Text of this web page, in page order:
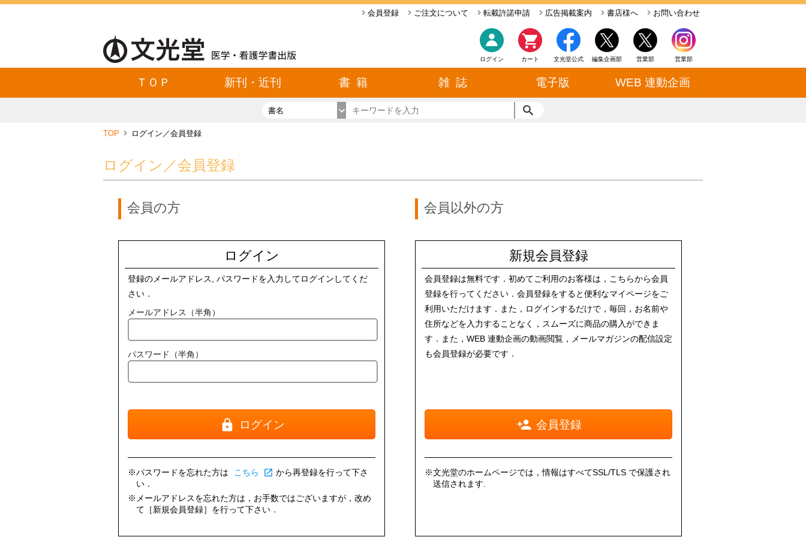
お問い合わせ
書店様へ
広告掲載案内
転載許諾申請
ご注文について
会員登録
営業部
営業部
編集企画部
文光堂公式
カート
ログイン
ＴＯＰ 新刊・近刊 書 籍 雑 誌 電子版 WEB 連動企画
書名
TOP ログイン／会員登録
ログイン／会員登録
会員の方
ログイン
登録のメールアドレス, パスワードを入力してログインしてくだ
さい．
メールアドレス（半角）
パスワード（半角）
ログイン
※パスワードを忘れた方は こちら open_in_new から再登録を行って下さ
い．
※メールアドレスを忘れた方は，お手数ではございますが，改め
て［新規会員登録］を行って下さい．
会員以外の方
新規会員登録
会員登録は無料です．初めてご利用のお客様は，こちらから会員
登録を行ってください．会員登録をすると便利なマイページをご
利用いただけます．また，ログインするだけで，毎回，お名前や
住所などを入力することなく，スムーズに商品の購入ができま
す．また，WEB 連動企画の動画閲覧，メールマガジンの配信設定
も会員登録が必要です．
会員登録
※文光堂のホームページでは，情報はすべてSSL/TLS で保護され
送信されます.